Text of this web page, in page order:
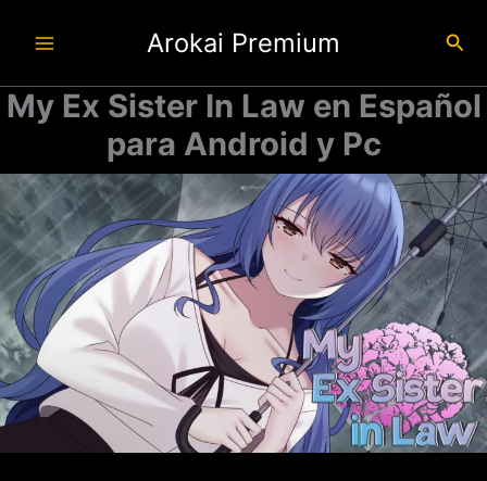
Arokai Premium
My Ex Sister In Law en Español
para Android y Pc